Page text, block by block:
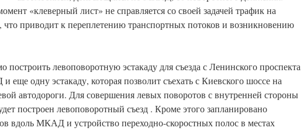
«клеверный лист» не справляется со своей задачей трафик на
что приводит к переплетению транспортных потоков и возникновению
построить левоповоротную эстакаду для съезда с Ленинского проспекта
одну эстакаду, которая позволит съехать с Киевского шоссе на
автодороги. Для совершения левых поворотов с внутренней стороны
построен левоповоротный съезд . Кроме этого запланировано
вдоль МКАД и устройство переходно-скоростных полос в местах